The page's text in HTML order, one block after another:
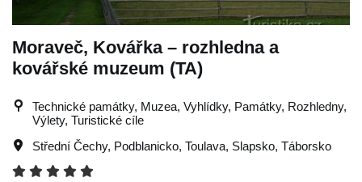
Moraveč, Kovářka – rozhledna a
kovářské muzeum (TA)
Technické památky, Muzea, Vyhlídky, Památky, Rozhledny,
Výlety, Turistické cíle
Střední Čechy, Podblanicko, Toulava, Slapsko, Táborsko